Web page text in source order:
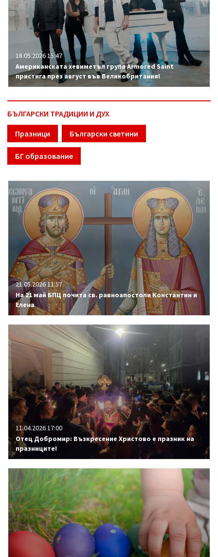
18.05.2026 15:47
Американската хевиметъл група Armored Saint
пристига през август във Великобритания!
БЪЛГАРСКИ ТРАДИЦИИ И ДУХ
Празници Български светини
БГ образование
21.05.2026 11:57
На 21 май БПЦ почита св. равноапостоли Константин и
Елена
11.04.2026 17:00
Отец Добромир: Възкресение Христово е празник на
празниците!